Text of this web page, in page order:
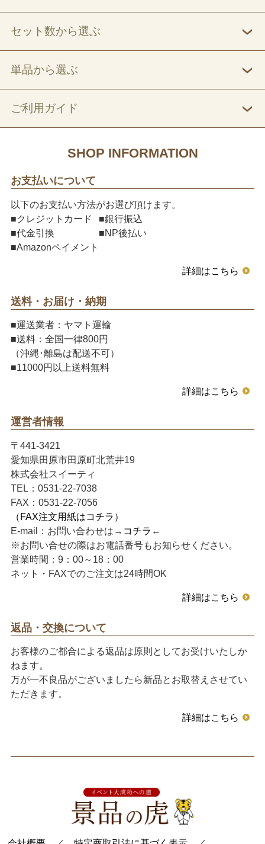
セット数から選ぶ
単品から選ぶ
ご利用ガイド
SHOP INFORMATION
お支払いについて
以下のお支払い方法がお選び頂けます。
■クレジットカード
■銀行振込
■代金引換
■NP後払い
■Amazonペイメント
詳細はこちら
送料・お届け・納期
■運送業者：ヤマト運輸
■送料：全国一律800円
（沖縄･離島は配送不可）
■11000円以上送料無料
詳細はこちら
運営者情報
〒441-3421
愛知県田原市田原町北荒井19
株式会社スイーティ
TEL：0531-22-7038
FAX：0531-22-7056
（FAX注文用紙はコチラ）
E-mail：お問い合わせは→ コチラ ←
※お問い合せの際はお電話番号もお知らせください。
営業時間：9：00～18：00
ネット・FAXでのご注文は24時間OK
詳細はこちら
返品・交換について
お客様のご都合による返品は原則としてお受けいたしか
ねます。
万が一不良品がございましたら新品とお取替えさせてい
ただきます。
詳細はこちら